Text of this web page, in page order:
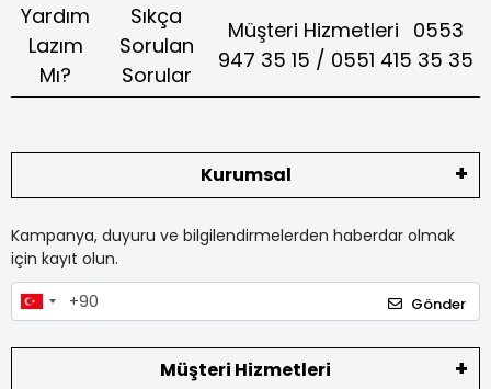
Yardım
Lazım
Mı?
Sıkça
Sorulan
Sorular
Müşteri Hizmetleri 0553
947 35 15 / 0551 415 35 35
Kurumsal
Kampanya, duyuru ve bilgilendirmelerden haberdar olmak
için kayıt olun.
Gönder
Müşteri Hizmetleri